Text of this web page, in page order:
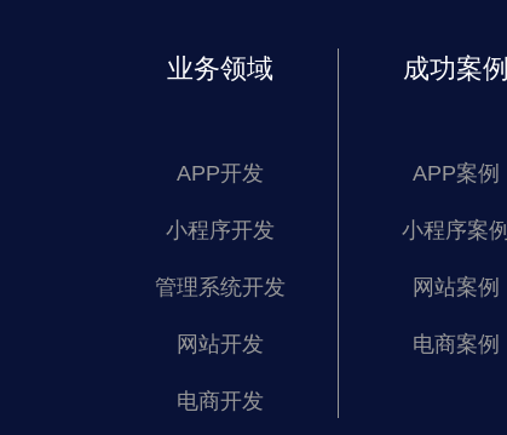
成功案例
APP案例
小程序案例
网站案例
电商案例
业务领域
APP开发
小程序开发
管理系统开发
网站开发
电商开发